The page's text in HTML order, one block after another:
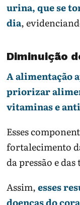
urina, que se
dia,
Diminuição
A alimentação
priorizar
vitaminas e
Esses
fortalecimento
da pressão e
Assim,esses
doençasdo